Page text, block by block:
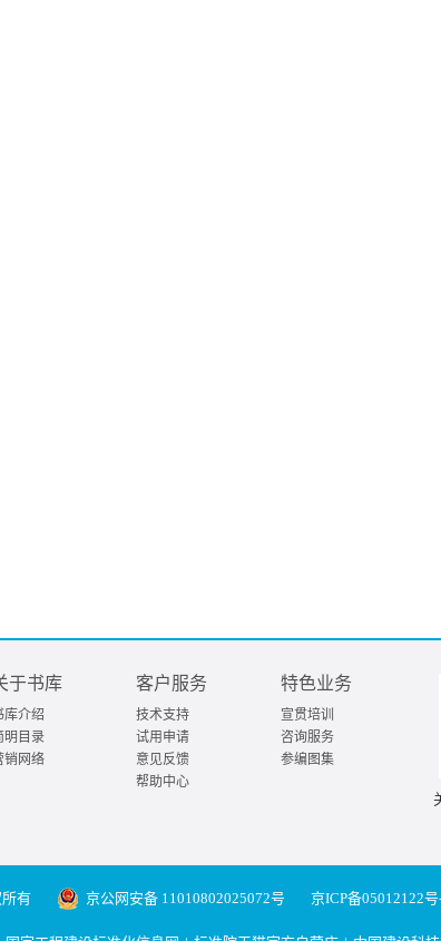
于书库
库介绍
明目录
销网络
客户服务
技术支持
试用申请
意见反馈
帮助中心
特色业务
宣贯培训
咨询服务
参编图集
有 京公网安备 11010802025072号 京ICP备05012122号